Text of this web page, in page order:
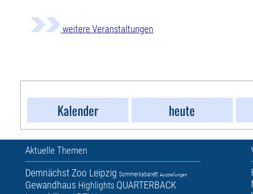
weitere Veranstaltungen
Kalender
heute
Aktuelle Themen
Demnächst Zoo Leipzig Sommerkabarett Ausstellungen
Gewandhaus Highlights QUARTERBACK